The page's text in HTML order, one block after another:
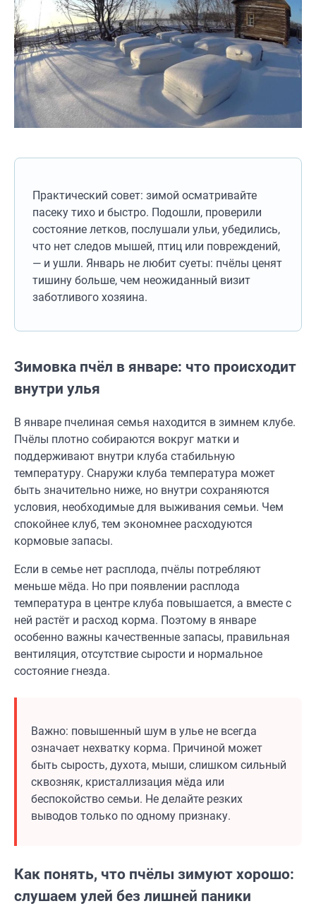
Практический совет: зимой осматривайте
пасеку тихо и быстро. Подошли, проверили
состояние летков, послушали ульи, убедились,
что нет следов мышей, птиц или повреждений,
— и ушли. Январь не любит суеты: пчёлы ценят
тишину больше, чем неожиданный визит
заботливого хозяина.
Зимовка пчёл в январе: что происходит
внутри улья
В январе пчелиная семья находится в зимнем клубе.
Пчёлы плотно собираются вокруг матки и
поддерживают внутри клуба стабильную
температуру. Снаружи клуба температура может
быть значительно ниже, но внутри сохраняются
условия, необходимые для выживания семьи. Чем
спокойнее клуб, тем экономнее расходуются
кормовые запасы.
Если в семье нет расплода, пчёлы потребляют
меньше мёда. Но при появлении расплода
температура в центре клуба повышается, а вместе с
ней растёт и расход корма. Поэтому в январе
особенно важны качественные запасы, правильная
вентиляция, отсутствие сырости и нормальное
состояние гнезда.
Важно: повышенный шум в улье не всегда
означает нехватку корма. Причиной может
быть сырость, духота, мыши, слишком сильный
сквозняк, кристаллизация мёда или
беспокойство семьи. Не делайте резких
выводов только по одному признаку.
Как понять, что пчёлы зимуют хорошо:
слушаем улей без лишней паники